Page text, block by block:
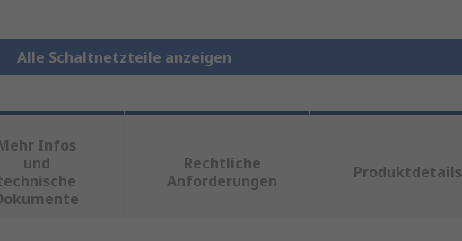
Alle Schaltnetzteile anzeigen
Infos
und
Rechtliche
Anforderungen
Produktdetails